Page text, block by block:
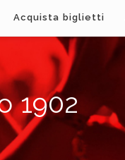
Acquista biglietti
1902